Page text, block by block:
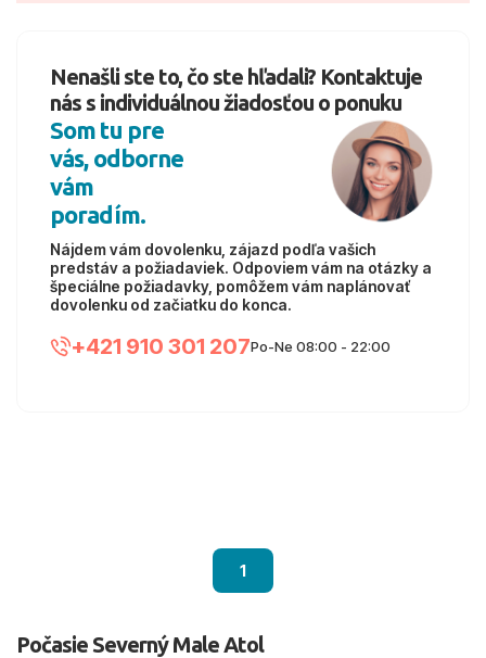
Nenašli ste to, čo ste hľadali? Kontaktuje
nás s individuálnou žiadosťou o ponuku
Som tu pre
vás, odborne
vám
poradím.
Nájdem vám dovolenku, zájazd podľa vašich
predstáv a požiadaviek. Odpoviem vám na otázky a
špeciálne požiadavky, pomôžem vám naplánovať
dovolenku od začiatku do konca.
+421 910 301 207Po-Ne 08:00 - 22:00
1
Počasie Severný Male Atol